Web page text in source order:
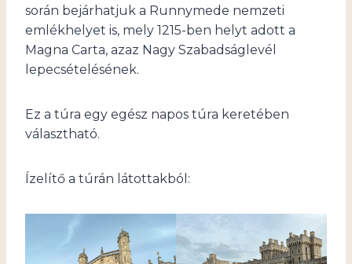
során bejárhatjuk a Runnymede nemzeti
emlékhelyet is, mely 1215-ben helyt adott a
Magna Carta, azaz Nagy Szabadságlevél
lepecsételésének.
Ez a túra egy egész napos túra keretében
választható.
Ízelítő a túrán látottakból: